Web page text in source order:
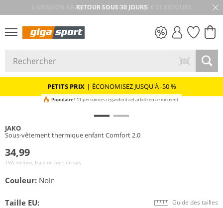
RETOUR SOUS 30 JOURS
PETITS PRIX | ÉCONOMISEZ JUSQU'À -50 %
Populaire ! 11 personnes regardent cet article en ce moment
JAKO
Sous-vêtement thermique enfant Comfort 2.0
34,99
TVA incluse, frais de port en sus
Couleur: Noir
Taille EU: Guide des tailles